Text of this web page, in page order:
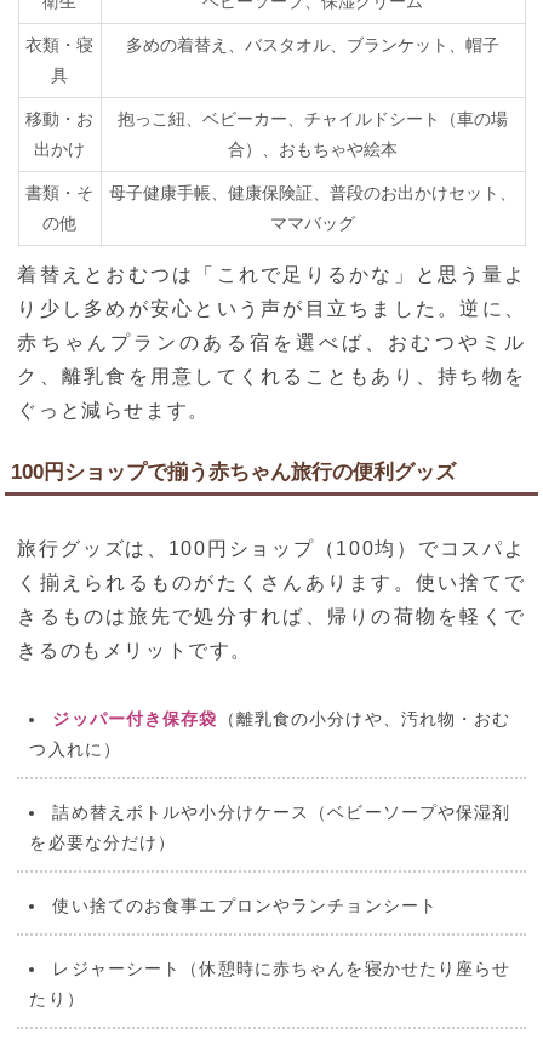
衣類・寝
具
多めの着替え、バスタオル、ブランケット、帽子
移動・お
出かけ
抱っこ紐、ベビーカー、チャイルドシート（車の場
合）、おもちゃや絵本
書類・そ
の他
母子健康手帳、健康保険証、普段のお出かけセット、
ママバッグ
着替えとおむつは「これで足りるかな」と思う量よ
り少し多めが安心という声が目立ちました。逆に、
赤ちゃんプランのある宿を選べば、おむつやミル
ク、離乳食を用意してくれることもあり、持ち物を
ぐっと減らせます。
100円ショップで揃う赤ちゃん旅行の便利グッズ
旅行グッズは、100円ショップ（100均）でコスパよ
く揃えられるものがたくさんあります。使い捨てで
きるものは旅先で処分すれば、帰りの荷物を軽くで
きるのもメリットです。
ジッパー付き保存袋 （離乳食の小分けや、汚れ物・おむ
つ入れに）
詰め替えボトルや小分けケース（ベビーソープや保湿剤
を必要な分だけ）
使い捨てのお食事エプロンやランチョンシート
レジャーシート（休憩時に赤ちゃんを寝かせたり座らせ
たり）